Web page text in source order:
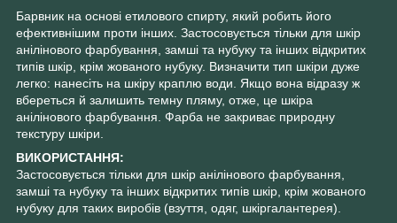
Барвник на основі етилового спирту, який робить його
ефективнішим проти інших. Застосовується тільки для шкір
анілінового фарбування, замші та нубуку та інших відкритих
типів шкір, крім жованого нубуку. Визначити тип шкіри дуже
легко: нанесіть на шкіру краплю води. Якщо вона відразу ж
вбереться й залишить темну пляму, отже, це шкіра
анілінового фарбування. Фарба не закриває природну
текстуру шкіри.
ВИКОРИСТАННЯ:
Застосовується тільки для шкір анілінового фарбування,
замші та нубуку та інших відкритих типів шкір, крім жованого
нубуку для таких виробів (взуття, одяг, шкіргалантерея).